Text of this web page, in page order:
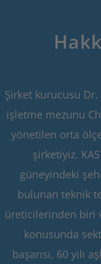
Şirket kurucusu
işletme mezunu
yönetilen orta
şirketiyiz.
güneyindeki
bulunan teknik
üreticilerinden biri
konusunda
başarısı, 60 yılı